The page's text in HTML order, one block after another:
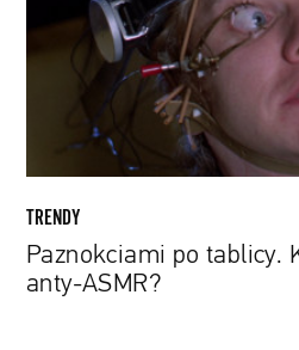
anty-
TRENDY
Paznokciami po tablicy.
anty-ASMR?